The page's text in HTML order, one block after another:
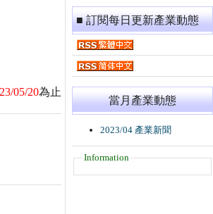
05/20為止
■ 訂閱每日更新產業動態
當月產業動態
2023/04 產業新聞
Information